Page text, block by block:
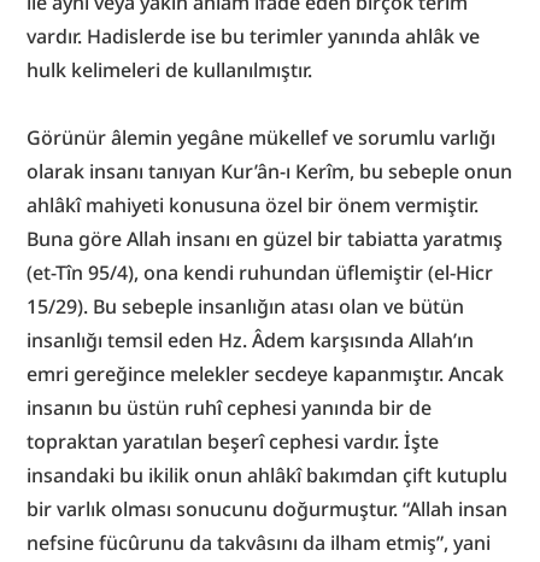
vardır. Hadislerde ise bu terimler yanında ahlâk ve
hulk kelimeleri de kullanılmıştır.
Görünür âlemin yegâne mükellef ve sorumlu varlığı
olarak insanı tanıyan Kur’ân-ı Kerîm, bu sebeple onun
ahlâkî mahiyeti konusuna özel bir önem vermiştir.
Buna göre Allah insanı en güzel bir tabiatta yaratmış
(et-Tîn 95/4), ona kendi ruhundan üflemiştir (el-Hicr
15/29). Bu sebeple insanlığın atası olan ve bütün
insanlığı temsil eden Hz. Âdem karşısında Allah’ın
emri gereğince melekler secdeye kapanmıştır. Ancak
insanın bu üstün ruhî cephesi yanında bir de
topraktan yaratılan beşerî cephesi vardır. İşte
insandaki bu ikilik onun ahlâkî bakımdan çift kutuplu
bir varlık olması sonucunu doğurmuştur. “Allah insan
nefsine fücûrunu da takvâsını da ilham etmiş”, yani